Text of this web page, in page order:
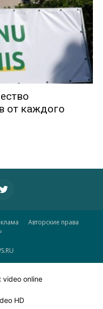
от каждого
Авторские права
video online
HD